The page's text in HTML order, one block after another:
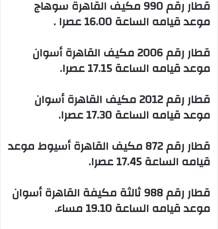
‏قطار رقم 990 مكيف القاهرة سوهاج
موعد قيامه الساعة 16.00 عصرا .
‏قطار رقم 2006 مكيف القاهرة أسوان
موعد قيامه الساعة 17.15 عصرا.
‏قطار رقم 2012 مكيف القاهرة أسوان
موعد قيامه الساعة 17.30 عصرا.
‏قطار رقم 872 مكيف القاهرة أسيوط موعد
قيامه الساعة 17.45 عصرا.
‏قطار رقم 988 ثالثة مكيفة القاهرة أسوان
موعد قيامه الساعة 19.10 مساء.